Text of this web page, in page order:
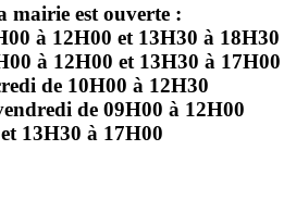
mairie est ouverte :
à 12H00 et 13H30 à 18H30
à 12H00 et 13H30 à 17H00
de 10H00 à 12H30
de 09H00 à 12H00
et 13H30 à 17H00